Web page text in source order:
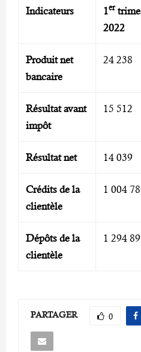
Indicateurs 1er
2022
Produit net
bancaire
24 238
Résultat avant
impôt
15 512
Résultat net 14 039
Crédits de la
clientèle
1 004
Dépôts de la
clientèle
1 294
PARTAGER 0